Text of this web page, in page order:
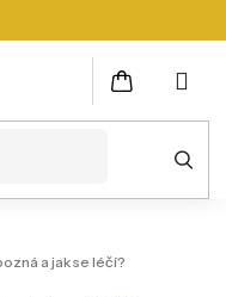
NÁKUPNÍ
KOŠÍK
a jak se léčí?